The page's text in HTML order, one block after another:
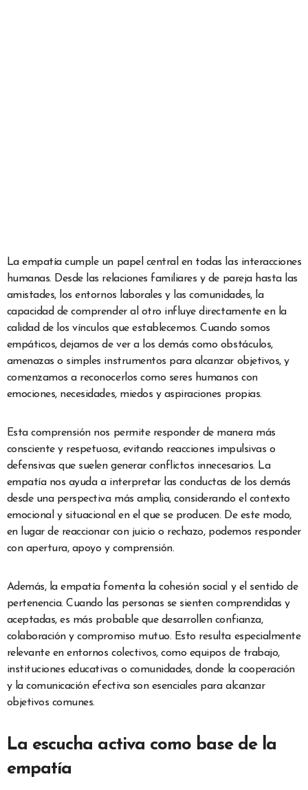
La empatía cumple un papel central en todas las interacciones
humanas. Desde las relaciones familiares y de pareja hasta las
amistades, los entornos laborales y las comunidades, la
capacidad de comprender al otro influye directamente en la
calidad de los vínculos que establecemos. Cuando somos
empáticos, dejamos de ver a los demás como obstáculos,
amenazas o simples instrumentos para alcanzar objetivos, y
comenzamos a reconocerlos como seres humanos con
emociones, necesidades, miedos y aspiraciones propias.
Esta comprensión nos permite responder de manera más
consciente y respetuosa, evitando reacciones impulsivas o
defensivas que suelen generar conflictos innecesarios. La
empatía nos ayuda a interpretar las conductas de los demás
desde una perspectiva más amplia, considerando el contexto
emocional y situacional en el que se producen. De este modo,
en lugar de reaccionar con juicio o rechazo, podemos responder
con apertura, apoyo y comprensión.
Además, la empatía fomenta la cohesión social y el sentido de
pertenencia. Cuando las personas se sienten comprendidas y
aceptadas, es más probable que desarrollen confianza,
colaboración y compromiso mutuo. Esto resulta especialmente
relevante en entornos colectivos, como equipos de trabajo,
instituciones educativas o comunidades, donde la cooperación
y la comunicación efectiva son esenciales para alcanzar
objetivos comunes.
La escucha activa como base de la
empatía